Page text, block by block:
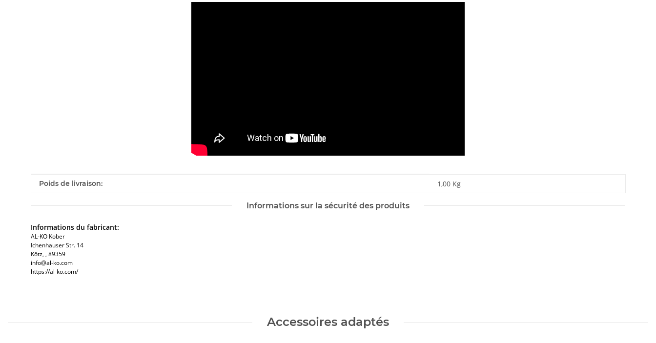
#productDetails.itemInformation#
#productDetails.itemValue#
Poids de livraison: 1,00 Kg
Informations sur la sécurité des produits
Informations du fabricant:
AL-KO Kober
Ichenhauser Str. 14
Kötz, , 89359
info@al-ko.com
https://al-ko.com/
Accessoires adaptés